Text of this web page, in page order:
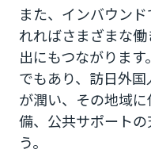
また、インバウン
れればさまざまな
出にもつながりま
でもあり、訪日外
が潤い、その地域
備、公共サポート
う。